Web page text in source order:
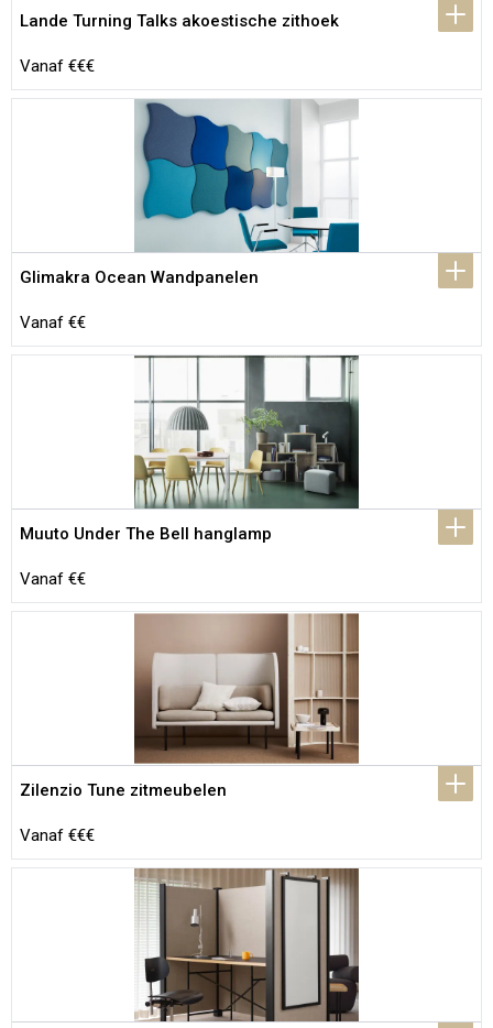
Lande Turning Talks akoestische zithoek
Vanaf €€€
Glimakra Ocean Wandpanelen
Vanaf €€
Muuto Under The Bell hanglamp
Vanaf €€
Zilenzio Tune zitmeubelen
Vanaf €€€